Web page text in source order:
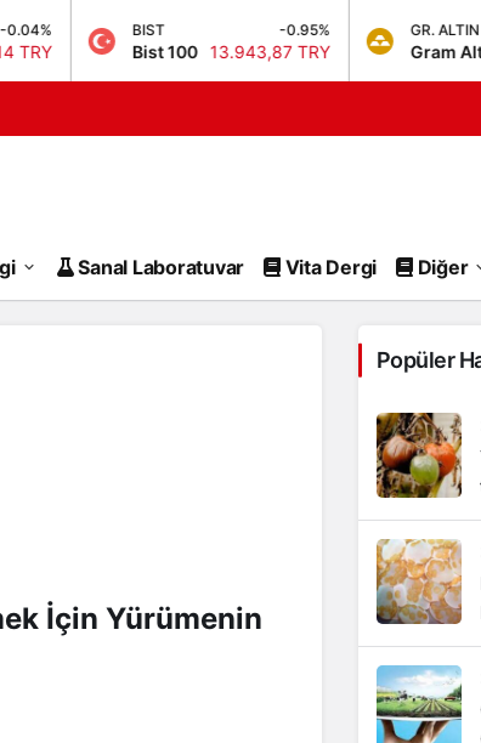
BIST -0.95%
Bist 100 13.943,87 TRY
GR. ALTIN
Gram Altın
Sanal Laboratuvar Vita Dergi Diğer
İçin Yürümenin
Popüler